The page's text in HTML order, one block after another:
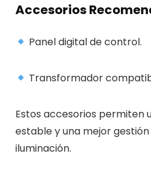
Accesorios
Panel digital de control.
Transformador
Estos accesorios permiten
estable y una mejor
iluminación.